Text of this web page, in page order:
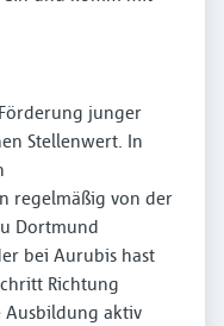
junger
Stellenwert. In
regelmäßig von der
Dortmund
bei Aurubis hast
Richtung
Ausbildung aktiv